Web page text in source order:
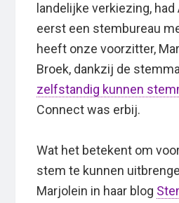
landelijke verkiezing,
eerst een stembureau
heeft onze voorzitter,
Broek, dankzij de
zelfstandig kunnen
Connect was erbij.
Wat het betekent om
stem te kunnen
Marjolein in haar blog